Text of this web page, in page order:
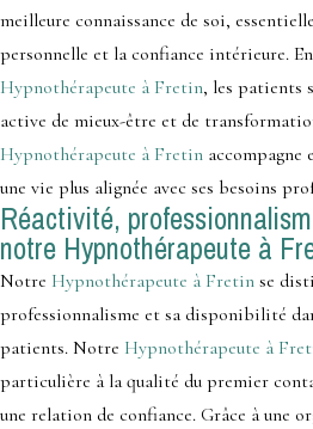
meilleure connaissance de soi,
personnelle et la confiance intérieure.
Hypnothérapeute à Fretin, les patients
active de mieux-être et de
Hypnothérapeute à Fretin accompagne
une vie plus alignée avec ses besoins
Réactivité,
notre Hypnothérapeute à
Notre Hypnothérapeute à Fretin se
professionnalisme et sa disponibilité
patients. Notre Hypnothérapeute à
particulière à la qualité du premier
une relation de confiance. Grâce à une